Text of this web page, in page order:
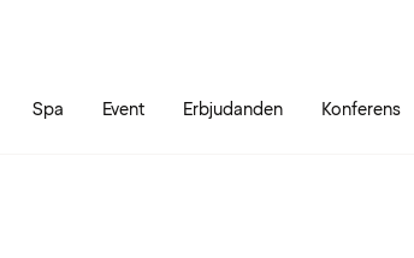
Spa Event Erbjudanden Konferens